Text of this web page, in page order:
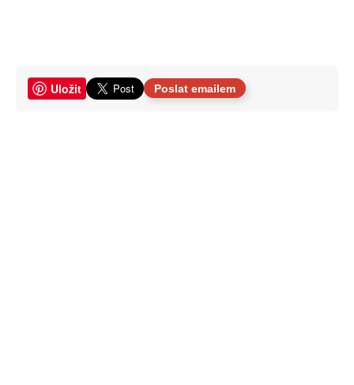
Uložit Poslat emailem